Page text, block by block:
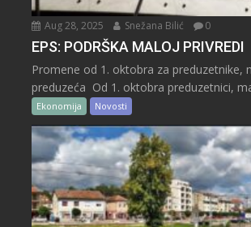
Aug 28, 2025 Snežana Bilić 0
EPS: PODRŠKA MALOJ PRIVREDI
Promene od 1. oktobra za preduzetnike,
preduzeća Od 1. oktobra preduzetnici,
Ekonomija Novosti